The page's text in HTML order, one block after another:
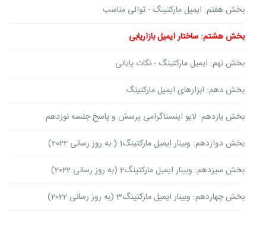
بخش هفتم: ایمیل مارکتینگ - توالی مناسب
بخش هشتم: ساختار ایمیل بازاریابی
بخش نهم: ایمیل مارکتینگ - نکات پایانی
بخش دهم: ابزارهای ایمیل مارکتینگ
بخش یازدهم: لایو اینستاگرامی پرسش و پاسخ جلسه نوزدهم
بخش دوازدهم: وبینار ایمیل مارکتینگ1 ( به روز رسانی 2022)
بخش سیزدهم: وبینار ایمیل مارکتینگ2 (به روز رسانی 2022)
بخش چهاردهم: وبینار ایمیل مارکتینگ3 (به روز رسانی 2022)